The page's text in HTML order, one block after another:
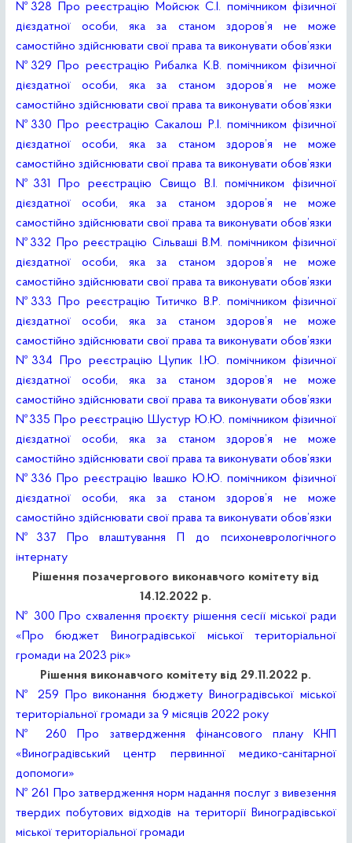
№328 Про реєстрацію Мойсюк С.І. помічником фізичної
дієздатної особи, яка за станом здоров’я не може
самостійно здійснювати свої права та виконувати обов’язки
№329 Про реєстрацію Рибалка К.В. помічником фізичної
дієздатної особи, яка за станом здоров’я не може
самостійно здійснювати свої права та виконувати обов’язки
№330 Про реєстрацію Сакалош Р.І. помічником фізичної
дієздатної особи, яка за станом здоров’я не може
самостійно здійснювати свої права та виконувати обов’язки
№331 Про реєстрацію Свищо В.І. помічником фізичної
дієздатної особи, яка за станом здоров’я не може
самостійно здійснювати свої права та виконувати обов’язки
№332 Про реєстрацію Сільваші В.М. помічником фізичної
дієздатної особи, яка за станом здоров’я не може
самостійно здійснювати свої права та виконувати обов’язки
№333 Про реєстрацію Титичко В.Р. помічником фізичної
дієздатної особи, яка за станом здоров’я не може
самостійно здійснювати свої права та виконувати обов’язки
№334 Про реєстрацію Цупик І.Ю. помічником фізичної
дієздатної особи, яка за станом здоров’я не може
самостійно здійснювати свої права та виконувати обов’язки
№335 Про реєстрацію Шустур Ю.Ю. помічником фізичної
дієздатної особи, яка за станом здоров’я не може
самостійно здійснювати свої права та виконувати обов’язки
№336 Про реєстрацію Івашко Ю.Ю. помічником фізичної
дієздатної особи, яка за станом здоров’я не може
самостійно здійснювати свої права та виконувати обов’язки
№337 Про влаштування П до психоневрологічного
інтернату
Рішення позачергового виконавчого комітету від
14.12.2022 р.
№ 300 Про схвалення проєкту рішення сесії міської ради
«Про бюджет Виноградівської міської територіальної
громади на 2023 рік»
Рішення виконавчого комітету від 29.11.2022 р.
№ 259 Про виконання бюджету Виноградівської міської
територіальної громади за 9 місяців 2022 року
№ 260 Про затвердження фінансового плану КНП
«Виноградівський центр первинної медико-санітарної
допомоги»
№ 261 Про затвердження норм надання послуг з вивезення
твердих побутових відходів на території Виноградівської
міської територіальної громади